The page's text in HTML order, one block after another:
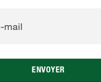
ENVOYER